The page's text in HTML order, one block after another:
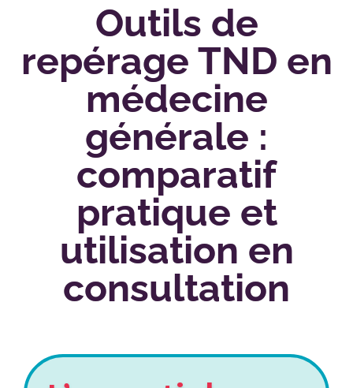
Outils de
repérage TND en
médecine
générale :
comparatif
pratique et
utilisation en
consultation